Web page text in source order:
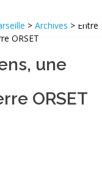
> Archives > Entre
ORSET
une
ORSET